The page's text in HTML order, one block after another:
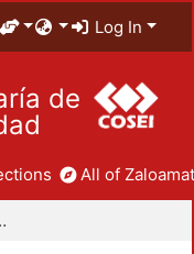
Log In
de
All of